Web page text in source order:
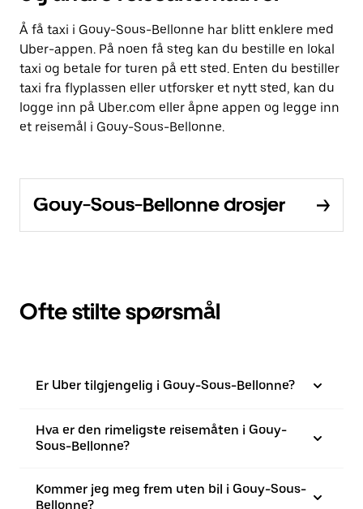
Å få taxi i Gouy-Sous-Bellonne har blitt enklere med
Uber-appen. På noen få steg kan du bestille en lokal
taxi og betale for turen på ett sted. Enten du bestiller
taxi fra flyplassen eller utforsker et nytt sted, kan du
logge inn på Uber.com eller åpne appen og legge inn
et reisemål i Gouy-Sous-Bellonne.
Gouy-Sous-Bellonne drosjer
Ofte stilte spørsmål
Er Uber tilgjengelig i Gouy-Sous-Bellonne?
Hva er den rimeligste reisemåten i Gouy-
Sous-Bellonne?
Kommer jeg meg frem uten bil i Gouy-Sous-
Bellonne?